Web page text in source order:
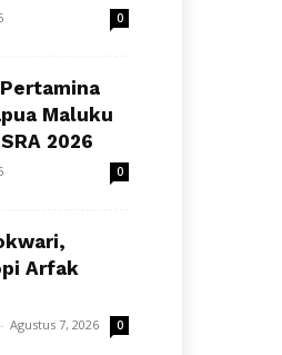
0
Maluku
2026
0
Arfak
- Agustus 7, 2026 0